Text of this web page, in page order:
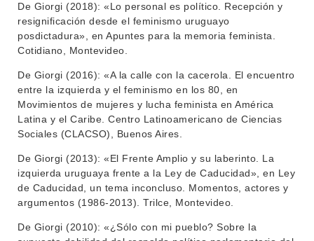
De Giorgi (2018): «Lo personal es político. Recepción y
resignificación desde el feminismo uruguayo
posdictadura», en Apuntes para la memoria feminista.
Cotidiano, Montevideo.
De Giorgi (2016): «A la calle con la cacerola. El encuentro
entre la izquierda y el feminismo en los 80, en
Movimientos de mujeres y lucha feminista en América
Latina y el Caribe. Centro Latinoamericano de Ciencias
Sociales (CLACSO), Buenos Aires.
De Giorgi (2013): «El Frente Amplio y su laberinto. La
izquierda uruguaya frente a la Ley de Caducidad», en Ley
de Caducidad, un tema inconcluso. Momentos, actores y
argumentos (1986-2013). Trilce, Montevideo.
De Giorgi (2010): «¿Sólo con mi pueblo? Sobre la